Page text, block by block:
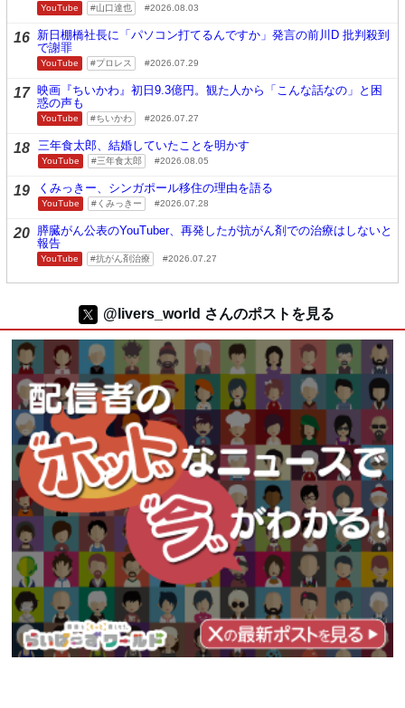
YouTube 山口達也 2026.08.03
16 新日棚橋社長に「パソコン打てるんですか」発言の前川D 批判殺到
で謝罪
YouTube プロレス 2026.07.29
17 映画『ちいかわ』初日9.3億円。観た人から「こんな話なの」と困
惑の声も
YouTube ちいかわ 2026.07.27
18 三年食太郎、結婚していたことを明かす
YouTube 三年食太郎 2026.08.05
19 くみっきー、シンガポール移住の理由を語る
YouTube くみっきー 2026.07.28
20 膵臓がん公表のYouTuber、再発したが抗がん剤での治療はしないと
報告
YouTube 抗がん剤治療 2026.07.27
@livers_world さんのポストを見る